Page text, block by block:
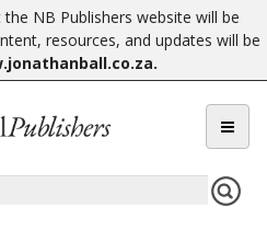
NB Publishers website will be
resources, and updates will be
.